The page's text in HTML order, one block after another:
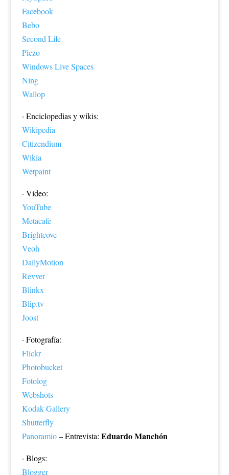
Facebook
Bebo
Second Life
Piczo
Windows Live Spaces
Ning
Wallop
· Enciclopedias y wikis:
Wikipedia
Citizendium
Wikia
Wetpaint
· Vídeo:
YouTube
Metacafe
Brightcove
Veoh
DailyMotion
Revver
Blinkx
Blip.tv
Joost
· Fotografía:
Flickr
Photobucket
Fotolog
Webshots
Kodak Gallery
Shutterfly
Panoramio– Entrevista: Eduardo Manchón
· Blogs:
Blogger